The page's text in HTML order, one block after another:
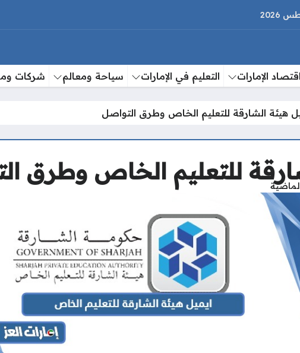
اقتصاد الإمارات التعليم في الإمارات سياحة ومعالم شركات
هيئة الشارقة للتعليم الخاص وطرق التواصل
للتعليم الخاص وطرق